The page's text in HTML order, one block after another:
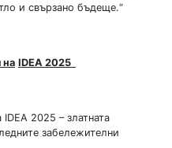
и свързано бъдеще.“
на IDEA 2025
2025 – златната
забележителни